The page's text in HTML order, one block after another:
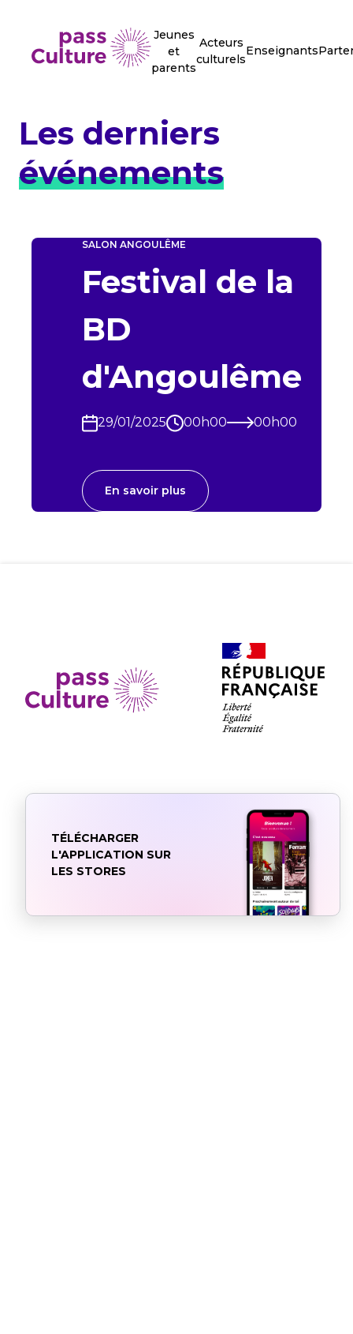
Jeunes
et
parents
Acteurs
culturels
Enseignants
Les derniers
événements
SALON ANGOULÊME
Festival de la
BD
d'Angoulême
29/01/2025 00h00 00h00
En savoir plus
TÉLÉCHARGER
L'APPLICATION SUR
LES STORES